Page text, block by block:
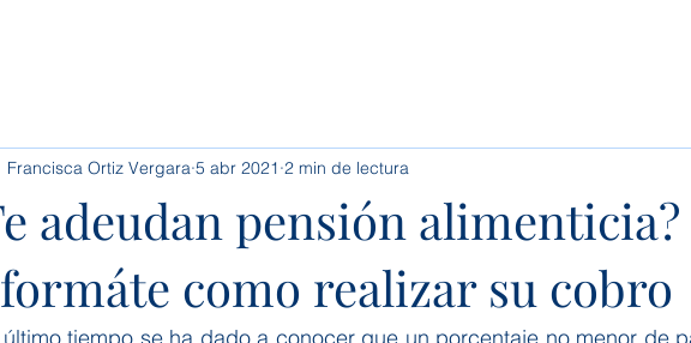
adeudan pensión alimenticia?
como realizar su cobro
Francisca Ortiz Vergara 5 abr 2021 2 min de lectura